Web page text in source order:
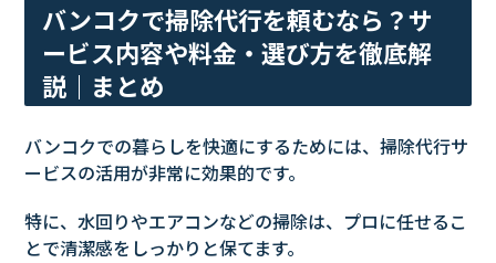
バンコクで掃除代行を頼むなら？サ
ービス内容や料金・選び方を徹底解
説｜まとめ
バンコクでの暮らしを快適にするためには、掃除代行サ
ービスの活用が非常に効果的です。
特に、水回りやエアコンなどの掃除は、プロに任せるこ
とで清潔感をしっかりと保てます。